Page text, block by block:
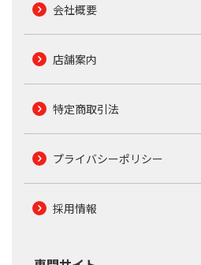
会社概要
店舗案内
特定商取引法
プライバシーポリシー
採用情報